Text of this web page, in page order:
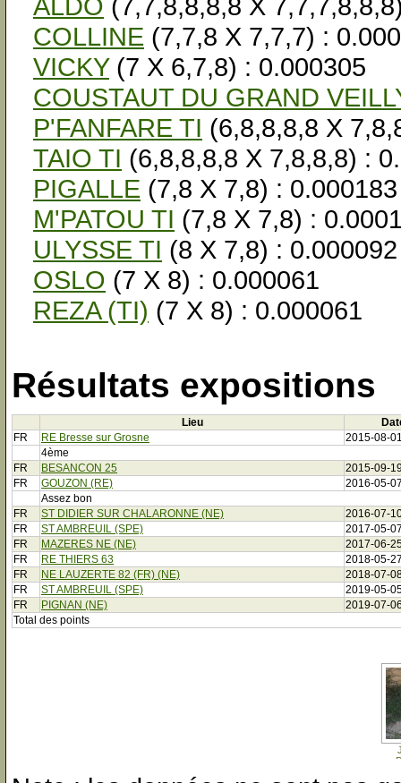
COLLINE (7,7,8 X 7,7,7) :
VICKY(7 X 6,7,8) : 0.000305
COUSTAUT DU GRAND
P'FANFARE TI (6,8,8,8,8 X
TAIO TI (6,8,8,8,8 X 7,8,8,8) :
PIGALLE (7,8 X 7,8) : 0.000183
M'PATOU TI (7,8 X 7,8) :
ULYSSE TI (8 X 7,8) : 0.000092
OSLO (7 X 8) : 0.000061
REZA (TI) (7 X 8) : 0.000061
Résultats expositions
Lieu
FR
RE Bresse sur Grosne
2015-08-
4ème
FR
BESANCON 25
2015-09-
FR
GOUZON (RE)
2016-05-
Assez bon
FR
ST DIDIER SUR CHALARONNE (NE)
2016-07-
FR
ST AMBREUIL (SPE)
2017-05-
FR
MAZERES NE (NE)
2017-06-
FR
RE THIERS 63
2018-05-
FR
NE LAUZERTE 82 (FR) (NE)
2018-07-
FR
ST AMBREUIL (SPE)
2019-05-
FR
PIGNAN (NE)
2019-07-
Total des points